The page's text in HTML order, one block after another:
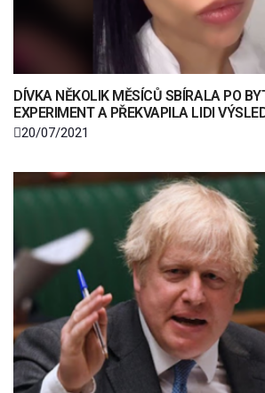
DÍVKA NĚKOLIK MĚSÍCŮ SBÍRALA PO
EXPERIMENT A PŘEKVAPILA LIDI
20/07/2021